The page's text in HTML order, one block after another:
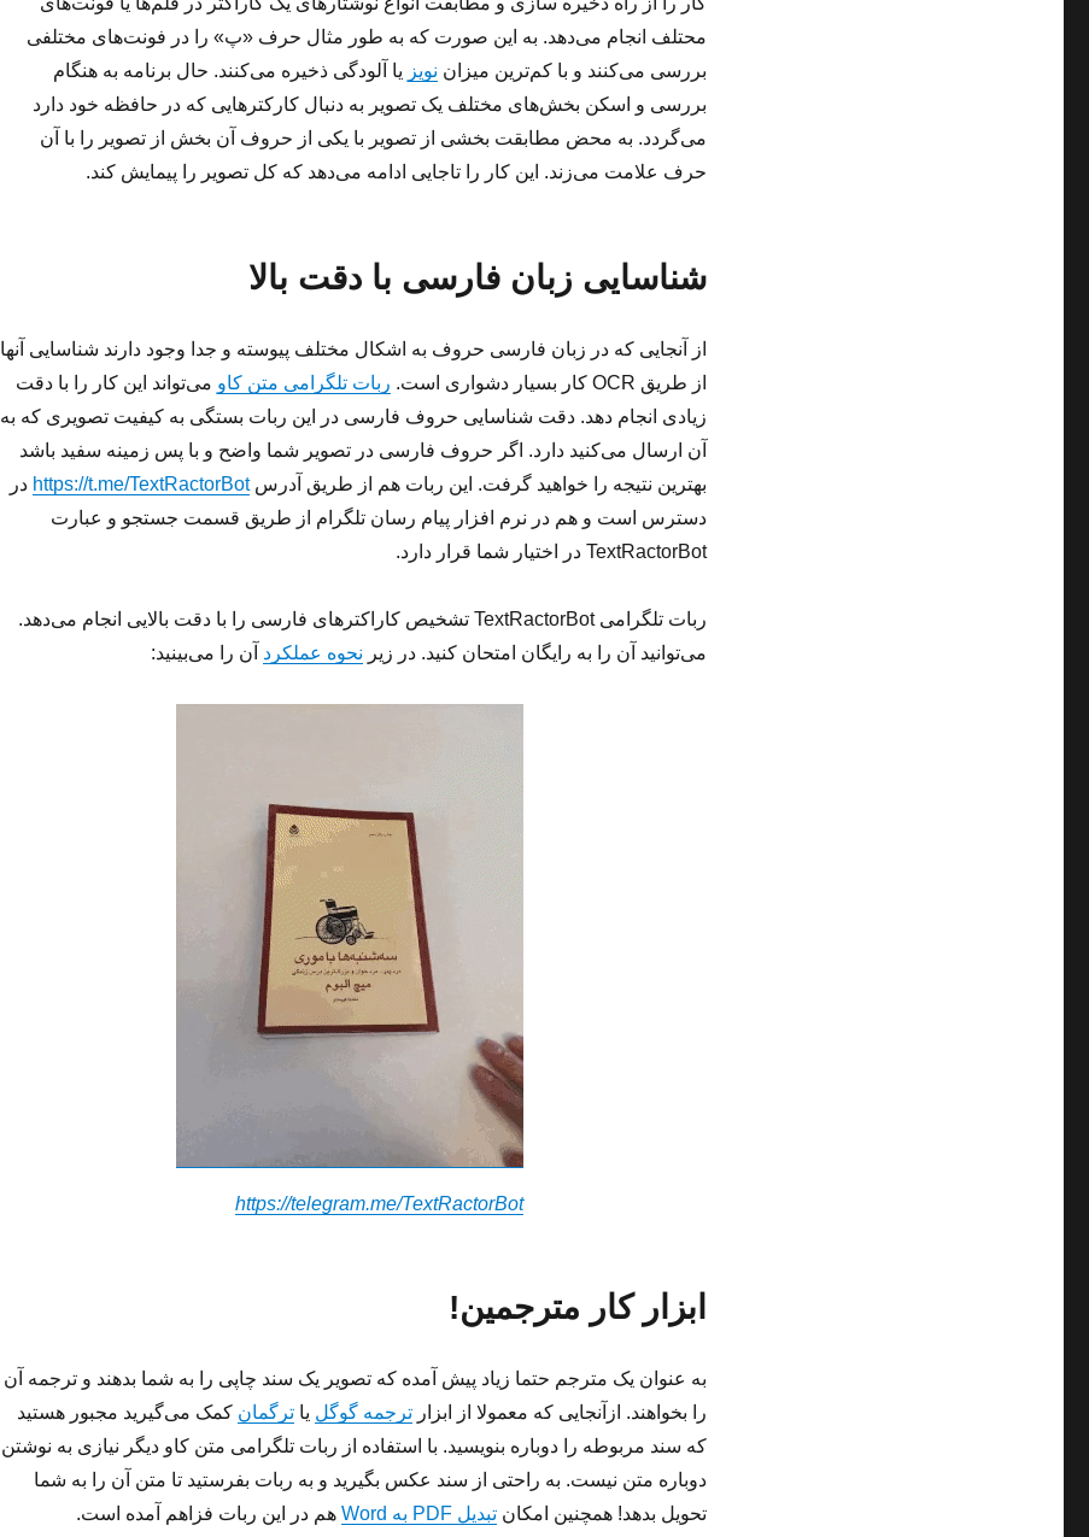
محتلف انجام می‌دهد. به این صورت که به طور مثال حرف «پ» را در فونت‌های مختلفی
بررسی می‌کنند و با کم‌ترین میزان نویز یا آلودگی ذخیره می‌کنند. حال برنامه به هنگام
بررسی و اسکن بخش‌های مختلف یک تصویر به دنبال کارکترهایی که در حافظه خود دارد
می‌گردد. به محض مطابقت بخشی از تصویر با یکی از حروف آن بخش از تصویر را با آن
حرف علامت می‌زند. این کار را تاجایی ادامه می‌دهد که کل تصویر را پیمایش کند.
شناسایی زبان فارسی با دقت بالا
از آنجایی که در زبان فارسی حروف به اشکال مختلف پیوسته و جدا وجود دارند شناسایی آنها
از طریق OCR کار بسیار دشواری است.
ربات تلگرامی متن کاو می‌تواند این کار را با دقت
زیادی انجام دهد. دقت شناسایی حروف فارسی در این ربات بستگی به کیفیت تصویری که به
آن ارسال می‌کنید دارد. اگر حروف فارسی در تصویر شما واضح و با پس زمینه سفید باشد
بهترین نتیجه را خواهید گرفت. این ربات هم از طریق آدرسhttps://t.me/TextRactorBot در
دسترس است و هم در نرم افزار پیام رسان تلگرام از طریق قسمت جستجو و عبارت
TextRactorBot در اختیار شما قرار دارد.
ربات تلگرامی TextRactorBot تشخیص کاراکترهای فارسی را با دقت بالایی انجام می‌دهد.
می‌توانید آن را به رایگان امتحان کنید. در زیر نحوه عملکرد آن را می‌بینید:
https://telegram.me/TextRactorBot
ابزار کار مترجمین!
به عنوان یک مترجم حتما زیاد پیش آمده که تصویر یک سند چاپی را به شما بدهند و ترجمه آن
را بخواهند. ازآنجایی که معمولا از ابزار ترجمه گوگل یا ترگمان کمک می‌گیرید مجبور هستید
که سند مربوطه را دوباره بنویسید. با استفاده از ربات تلگرامی متن کاو دیگر نیازی به نوشتن
دوباره متن نیست. به راحتی از سند عکس بگیرید و به ربات بفرستید تا متن آن را به شما
تحویل بدهد! همچنین امکان تبدیل PDF به Word هم در این ربات فزاهم آمده است.